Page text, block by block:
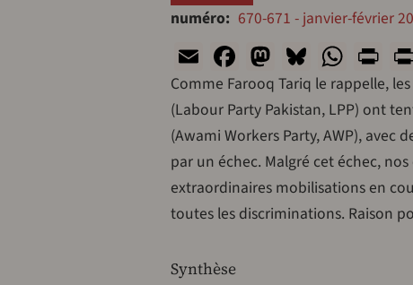
numéro
670-671 - janvier-février
EmailFacebook
Mastodon
Bluesky
Comme Farooq Tariq le rappelle,
(Labour Party Pakistan, LPP) ont
(Awami Workers Party, AWP),
par un échec. Malgré cet échec,
extraordinaires mobilisations en
toutes les discriminations. Raison
Synthèse